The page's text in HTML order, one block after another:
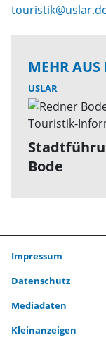
MEHR AUS
USLAR
Bode
Impressum
Datenschutz
Mediadaten
Kleinanzeigen